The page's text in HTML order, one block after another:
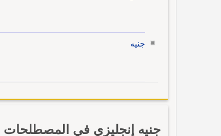
جنيه
جنيه إنجليزي في المصطلحات